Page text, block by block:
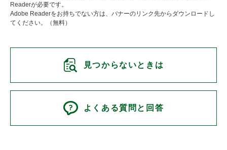
Readerが必要です。
Adobe Readerをお持ちでない方は、バナーのリンク先からダウンロードし
てください。（無料）
見つからないときは
よくある質問と回答